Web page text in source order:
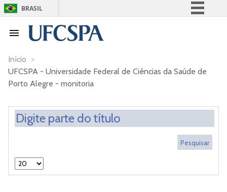
BRASIL
Acesso à informação
Canais
Início >
UFCSPA - Universidade Federal de Ciências da Saúde de
Porto Alegre - monitoria